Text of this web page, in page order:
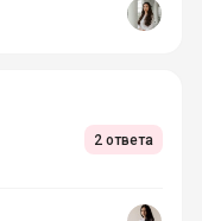
2 ответа